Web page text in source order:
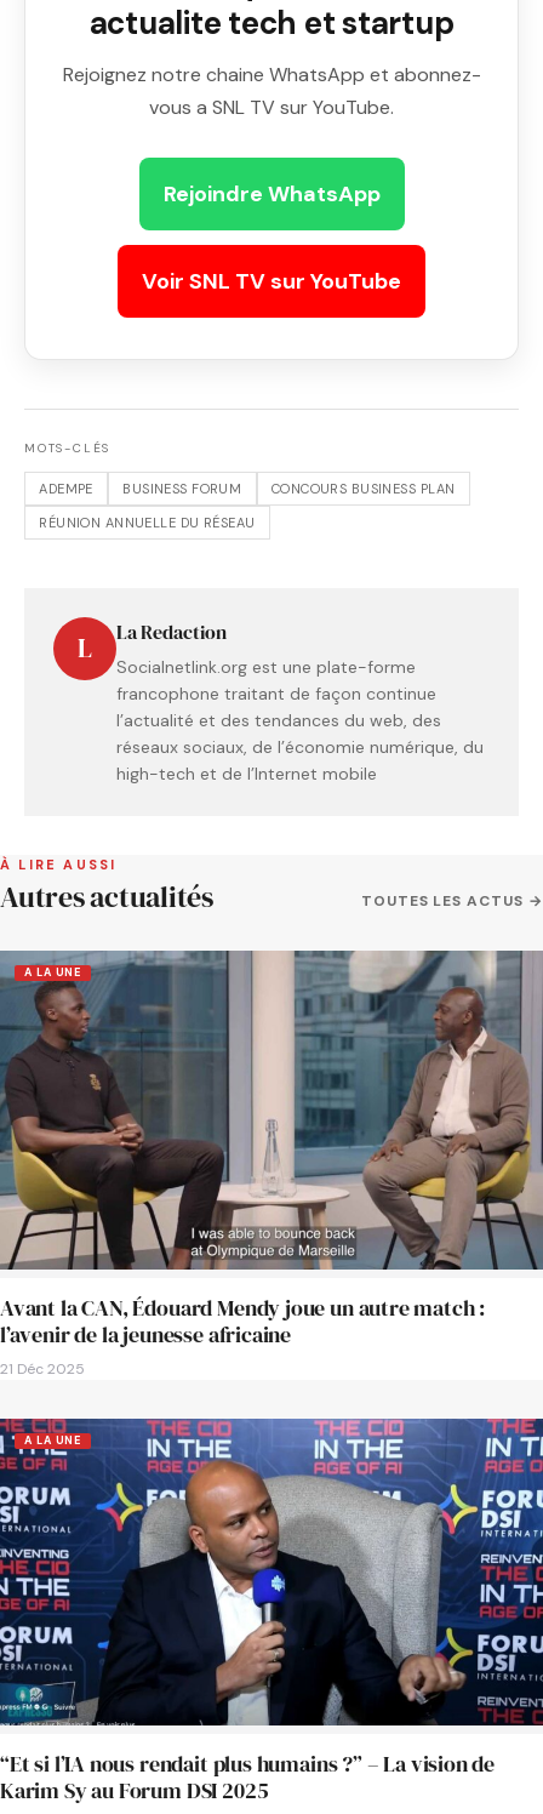
actualite tech et startup
Rejoignez notre chaine WhatsApp et abonnez-
vous a SNL TV sur YouTube.
Rejoindre WhatsApp
Voir SNL TV sur YouTube
MOTS-CLÉS
ADEMPE BUSINESS FORUM
CONCOURS BUSINESS PLAN
RÉUNION ANNUELLE DU RÉSEAU
L La Redaction
Socialnetlink.org est une plate-forme
francophone traitant de façon continue
l’actualité et des tendances du web, des
réseaux sociaux, de l’économie numérique, du
high-tech et de l’Internet mobile
À LIRE AUSSI
Autres actualités TOUTES LES ACTUS →
A LA UNE
Avant la CAN, Édouard Mendy joue un autre match :
l’avenir de la jeunesse africaine
21 Déc 2025
A LA UNE
“Et si l’IA nous rendait plus humains ?” – La vision de
Karim Sy au Forum DSI 2025